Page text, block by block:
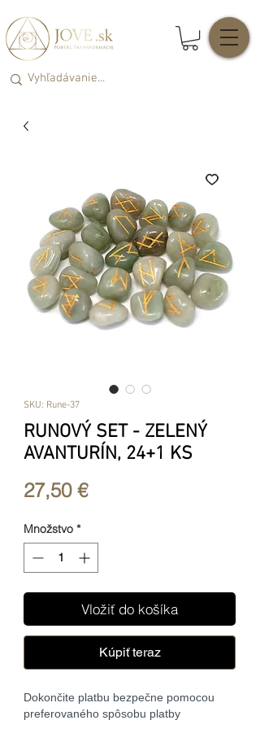
SKU: Rune-37
RUNOVÝ SET - ZELENÝ
AVANTURÍN, 24+1 KS
27,50 €Price
Množstvo *
Vložiť do košíka
Kúpiť teraz
Dokončite platbu bezpečne pomocou
preferovaného spôsobu platby